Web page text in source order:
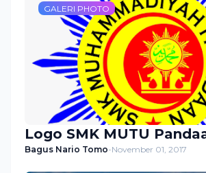
GALERI PHOTO
Logo SMK MUTU
Bagus Nario Tomo-November 01, 2017